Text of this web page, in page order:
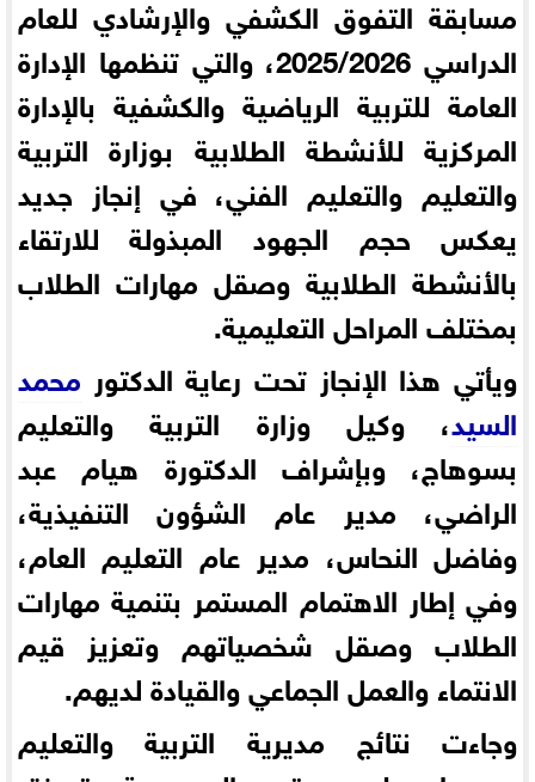
مسابقة التفوق الكشفي والإرشادي للعام
الدراسي 2025/2026، والتي تنظمها الإدارة
العامة للتربية الرياضية والكشفية بالإدارة
المركزية للأنشطة الطلابية بوزارة التربية
والتعليم والتعليم الفني، في إنجاز جديد
يعكس حجم الجهود المبذولة للارتقاء
بالأنشطة الطلابية وصقل مهارات الطلاب
بمختلف المراحل التعليمية.
ويأتي هذا الإنجاز تحت رعاية الدكتور محمد
السيد، وكيل وزارة التربية والتعليم
بسوهاج، وبإشراف الدكتورة هيام عبد
الراضي، مدير عام الشؤون التنفيذية،
وفاضل النحاس، مدير عام التعليم العام،
وفي إطار الاهتمام المستمر بتنمية مهارات
الطلاب وصقل شخصياتهم وتعزيز قيم
الانتماء والعمل الجماعي والقيادة لديهم.
وجاءت نتائج مديرية التربية والتعليم